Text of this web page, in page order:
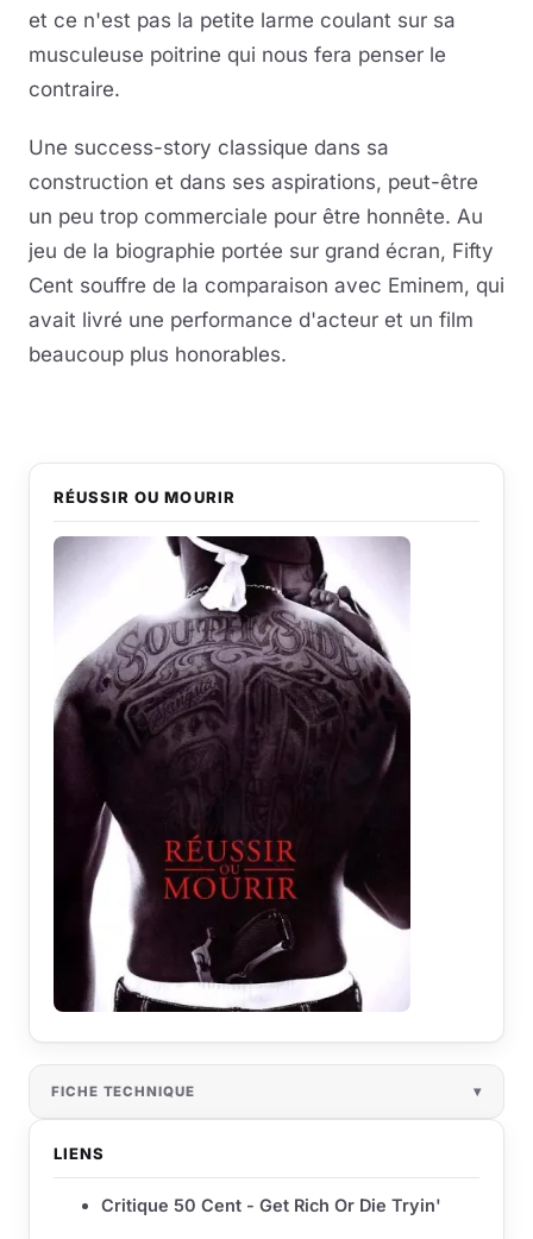
et ce n'est pas la petite larme coulant sur sa
musculeuse poitrine qui nous fera penser le
contraire.
Une success-story classique dans sa
construction et dans ses aspirations, peut-être
un peu trop commerciale pour être honnête. Au
jeu de la biographie portée sur grand écran, Fifty
Cent souffre de la comparaison avec Eminem, qui
avait livré une performance d'acteur et un film
beaucoup plus honorables.
RÉUSSIR OU MOURIR
FICHE TECHNIQUE
LIENS
Critique 50 Cent - Get Rich Or Die Tryin'